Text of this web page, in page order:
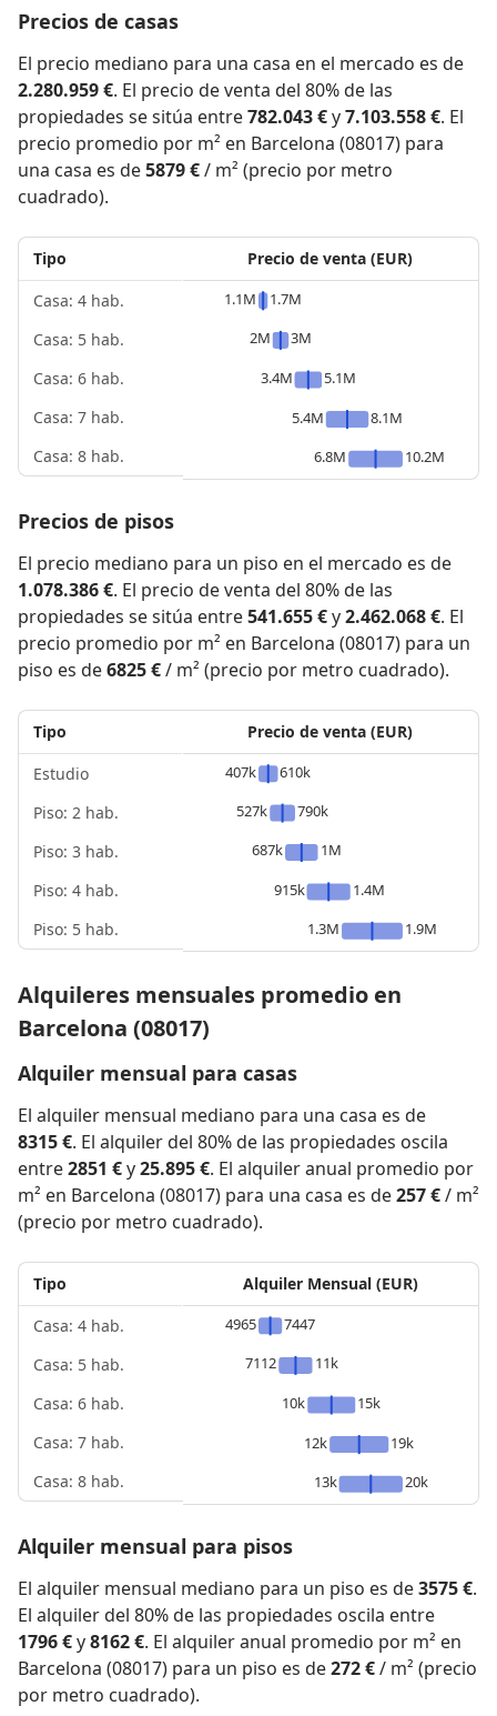
Precios de casas
El precio mediano para una casa en el mercado es de
2.280.959 €. El precio de venta del 80% de las
propiedades se sitúa entre782.043 €y7.103.558 €. El
precio promedio por m² en Barcelona (08017) para
una casa es de5879 €/ m² (precio por metro
cuadrado).
Tipo
Casa: 4 hab.
Casa: 5 hab.
Casa: 6 hab.
Casa: 7 hab.
Casa: 8 hab.
Precio de venta (EUR)
1.1M
1.7M
2M
3M
3.4M
5.1M
5.4M
8.1M
6.8M
10.2M
Precios de pisos
El precio mediano para un piso en el mercado es de
1.078.386 €. El precio de venta del 80% de las
propiedades se sitúa entre541.655 €y2.462.068 €. El
precio promedio por m² en Barcelona (08017) para un
piso es de6825 €/ m² (precio por metro cuadrado).
Tipo
Estudio
Piso: 2 hab.
Piso: 3 hab.
Piso: 4 hab.
Piso: 5 hab.
Precio de venta (EUR)
407k
610k
527k
790k
687k
1M
915k
1.4M
1.3M
1.9M
Alquileres mensuales promedio en
Barcelona (08017)
Alquiler mensual para casas
El alquiler mensual mediano para una casa es de
8315 €. El alquiler del 80% de las propiedades oscila
entre2851 €y25.895 €. El alquiler anual promedio por
m² en Barcelona (08017) para una casa es de257 €/ m²
(precio por metro cuadrado).
Tipo
Casa: 4 hab.
Casa: 5 hab.
Casa: 6 hab.
Casa: 7 hab.
Casa: 8 hab.
Alquiler Mensual (EUR)
4965
7447
7112
11k
10k
15k
12k
19k
13k
20k
Alquiler mensual para pisos
El alquiler mensual mediano para un piso es de3575 €.
El alquiler del 80% de las propiedades oscila entre
1796 €y8162 €. El alquiler anual promedio por m² en
Barcelona (08017) para un piso es de272 €/ m² (precio
por metro cuadrado).